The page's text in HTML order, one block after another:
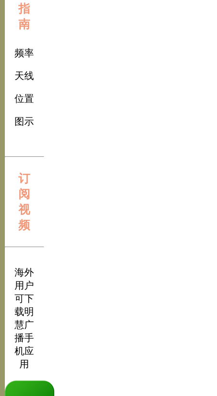
指
南
频率
天线
位置
图示
订
阅
视
频
海外
用户
可下
载明
慧广
播手
机应
用